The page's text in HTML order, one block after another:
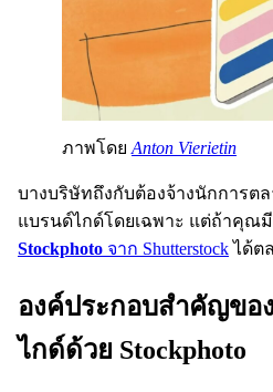
ภาพโดย Anton Vierietin
บางบริษัทถึงกับต้องจ้างนักการต
แบรนด์ไกด์โดยเฉพาะ แต่ถ้าคุณ
Stockphoto จาก Shutterstockได้ต
องค์ประกอบสำคัญขอ
ไกด์ด้วย Stockphoto